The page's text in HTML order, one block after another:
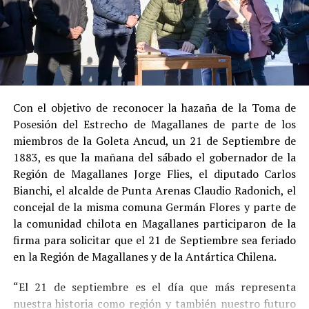
Suconducta anterior irreprochable , al no
registrar antecedentes penales previos.
Estas circunstancias jurídicas, sumadas al
procedimiento abreviado, redujeron la posibilidad de un
cumplimiento efectivo en recinto penitenciario.
Indemnización a la víctima y nueva investigación
por ocultamiento de bienes
En el ámbito civil, elJuzgado de Letras de Castrodictó
enseptiembre de 2023una sentencia que obliga a
Pedro Montecinos apagar una indemnización total de
$120 millonespor concepto de daño moral:
$80 millonesa favor de la víctima.
$40 millonesa favor de su madre.
Con el objetivo de reconocer la hazaña de la Toma de
Posesión del Estrecho de Magallanes de parte de los
miembros de la Goleta Ancud, un 21 de Septiembre de
1883, es que la mañana del sábado el gobernador de la
Región de Magallanes Jorge Flies, el diputado Carlos
Bianchi, el alcalde de Punta Arenas Claudio Radonich, el
concejal de la misma comuna Germán Flores y parte de
la comunidad chilota en Magallanes participaron de la
firma para solicitar que el 21 de Septiembre sea feriado
en la Región de Magallanes y de la Antártica Chilena.
“El 21 de septiembre es el día que más representa
nuestra historia como región y también nuestro futuro